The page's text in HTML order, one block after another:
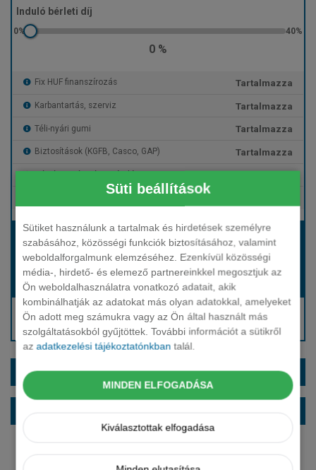
Süti beállítások
Sütiket használunk a tartalmak és hirdetések személyre
szabásához, közösségi funkciók biztosításához, valamint
weboldalforgalmunk elemzéséhez. Ezenkívül közösségi
média-, hirdető- és elemező partnereinkkel megosztjuk az
Ön weboldalhasználatra vonatkozó adatait, akik
kombinálhatják az adatokat más olyan adatokkal, amelyeket
Ön adott meg számukra vagy az Ön által használt más
szolgáltatásokból gyűjtöttek. További információt a sütikről
azadatkezelési tájékoztatónkban talál.
MINDEN ELFOGADÁSA
Kiválasztottak elfogadása
Induló bérleti díj
0 %
Fix HUF finanszírozás Tartalmazza
Karbantartás, szerviz Tartalmazza
Téli-nyári gumi Tartalmazza
Biztosítások (KGFB, Casco, GAP) Tartalmazza
Gépjármű- és cégautóadó Tartalmazza
Bérleti díj:
Hívjon bennünket!
Induló bérleti díj: Hívjon bennünket!
Hívjon: +36 1 888 0088
Kérjen visszahívást!
EXTRÁK ÉS SZÍNEK